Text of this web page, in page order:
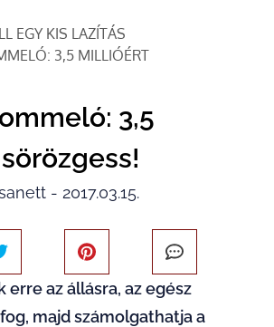
EGY KIS LAZÍTÁS
3,5 MILLIÓÉRT
3,5
- 2017.03.15.
erre az állásra, az egész
majd számolgathatja a